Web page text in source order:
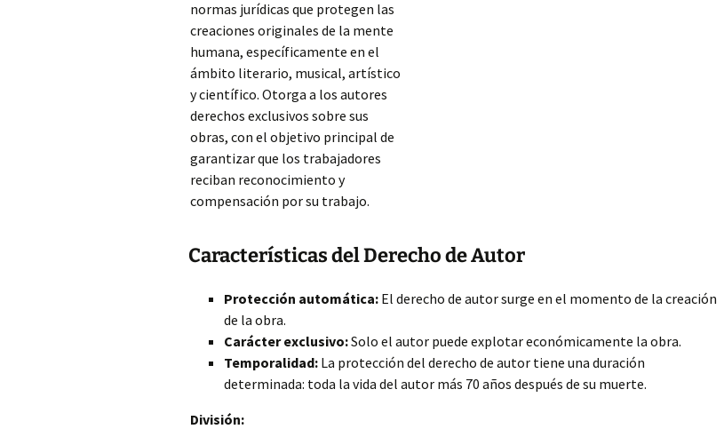
normas jurídicas que protegen las
creaciones originales de la mente
humana, específicamente en el
ámbito literario, musical, artístico
y científico. Otorga a los autores
derechos exclusivos sobre sus
obras, con el objetivo principal de
garantizar que los trabajadores
reciban reconocimiento y
compensación por su trabajo.
Características del Derecho de Autor
Protección automática: El derecho de autorsurge en el momento de la creación
de la obra.
Carácter exclusivo:Solo el autor puede explotar económicamente la obra.
Temporalidad: La protección del derecho de autor tiene una duración
determinada: toda la vida del autor más 70 años después de su muerte.
División: